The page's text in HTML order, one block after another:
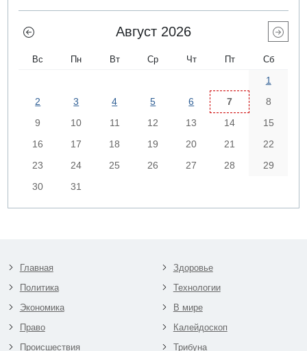
Август 2026
Вс Пн Вт Ср Чт Пт Сб
1
2
3 4 5 6 7
8
9
10 11 12 13 14
15
16
17 18 19 20 21
22
23
24 25 26 27 28
29
30
31
Главная
Политика
Экономика
Право
Происшествия
Здоровье
Технологии
В мире
Калейдоскоп
Трибуна